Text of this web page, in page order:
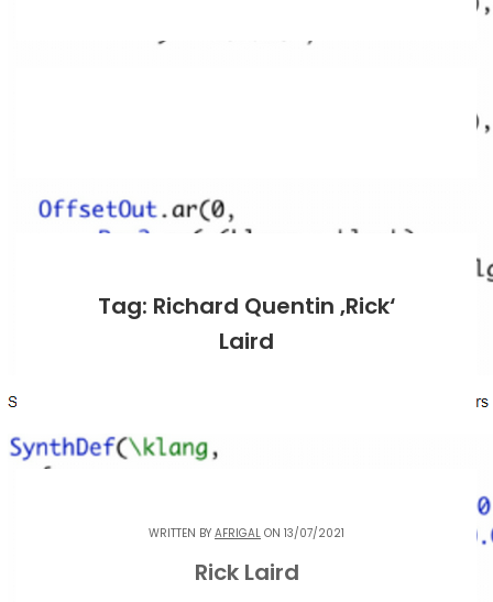
Tag: Richard Quentin ‚Rick‘
Laird
WRITTEN BY AFRIGAL ON 13/07/2021
Rick Laird